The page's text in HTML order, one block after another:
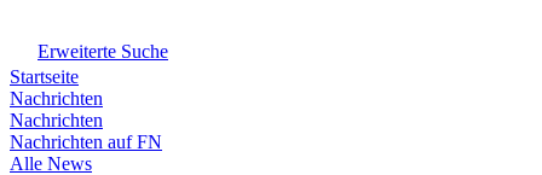
Erweiterte Suche
Startseite
Nachrichten
Nachrichten
Nachrichten auf FN
Alle News